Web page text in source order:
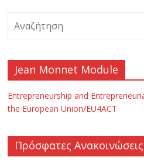
Jean Monnet Module
Entrepreneurship and
the European Union/EU4ACT
Πρόσφατες Ανακοινώσεις